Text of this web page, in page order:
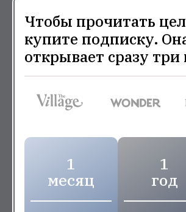
Чтобы прочитать
купите подписку.
открывает сразу
1
месяц
1
год